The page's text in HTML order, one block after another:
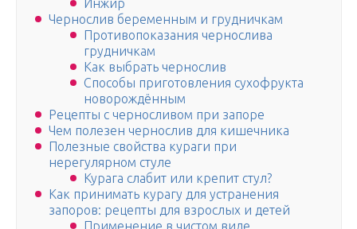
Инжир
Чернослив беременным и грудничкам
Противопоказания чернослива
грудничкам
Как выбрать чернослив
Способы приготовления сухофрукта
новорождённым
Рецепты с черносливом при запоре
Чем полезен чернослив для кишечника
Полезные свойства кураги при
нерегулярном стуле
Курага слабит или крепит стул?
Как принимать курагу для устранения
запоров: рецепты для взрослых и детей
Применение в чистом виде